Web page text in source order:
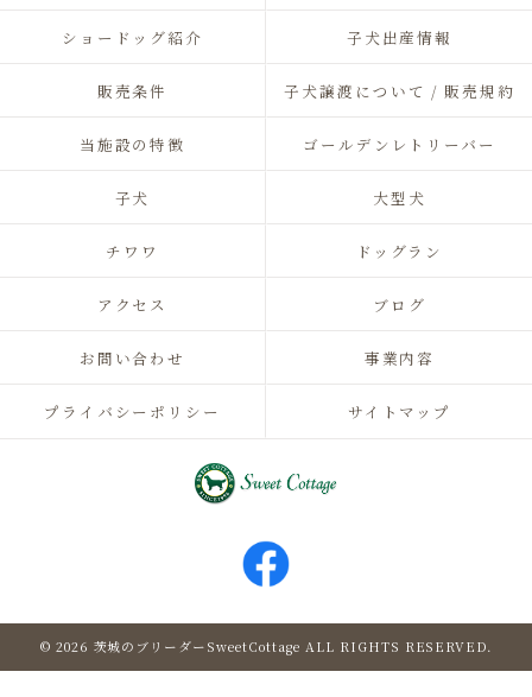
ショードッグ紹介 子犬出産情報
販売条件 子犬譲渡について / 販売規約
当施設の特徴 ゴールデンレトリーバー
子犬 大型犬
チワワ ドッグラン
アクセス ブログ
お問い合わせ 事業内容
プライバシーポリシー サイトマップ
© 2026 茨城のブリーダーSweetCottage ALL RIGHTS RESERVED.